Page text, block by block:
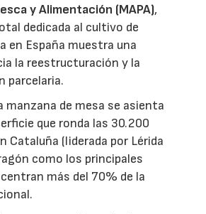
y Alimentación (MAPA),
dedicada al cultivo de
en España muestra una
la reestructuración y la
parcelaria.
manzana de mesa se asienta
que ronda las 30.200
Cataluña (liderada por Lérida
como los principales
más del 70% de la